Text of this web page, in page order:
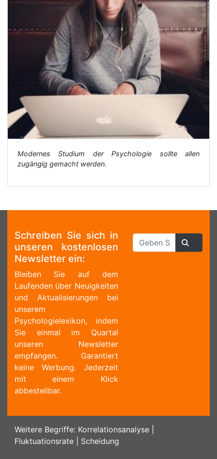
Modernes Studium der Psychologie sollte allen
zugängig gemacht werden.
Schreiben Sie sich in
unseren kostenlosen
Newsletter ein:
Bleiben Sie auf dem
Laufenden über Neuigkeiten
und Aktualisierungen bei
unserem
Psychologielexikon, indem
Sie einmal im Quartal
unseren Newsletter
empfangen. Garantiert
keine Werbung. Jederzeit
mit einem Klick
abbestellbar.
Weitere Begriffe: Korrelationsanalyse
Fluktuationsrate
Scheidung